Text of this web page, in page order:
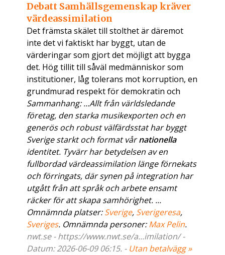
Debatt Samhällsgemenskap kräver
värdeassimilation
Det främsta skälet till stolthet är däremot
inte det vi faktiskt har byggt, utan de
värderingar som gjort det möjligt att bygga
det. Hög tillit till såväl medmänniskor som
institutioner, låg tolerans mot korruption, en
grundmurad respekt för demokratin och
Sammanhang: ...Allt från världsledande
företag, den starka musikexporten och en
generös och robust välfärdsstat har byggt
Sverige starkt och format vårnationella
identitet. Tyvärr har betydelsen av en
fullbordad värdeassimilation länge förnekats
och förringats, där synen på integration har
utgått från att språk och arbete ensamt
räcker för att skapa samhörighet. ...
Omnämnda platser:Sverige, Sverigeresa,
Sveriges. Omnämnda personer:Max Pelin.
nwt.se - https://www.nwt.se/a...imilation/ -
Datum: 2026-06-09 06:15. - Utan betalvägg »